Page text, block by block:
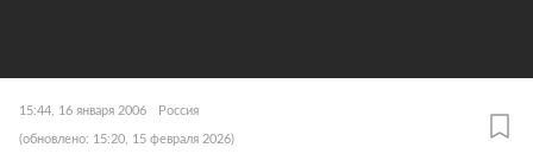
15:44, 16 января 2006 Россия
(обновлено: 15:20, 15 февраля 2026)